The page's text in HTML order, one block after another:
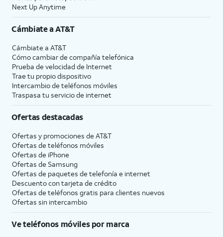
Next Up Anytime
Cámbiate aAT&T
Cámbiate a AT&T
Cómo cambiar de compañía telefónica
Prueba de velocidad de Internet
Trae tu propio dispositivo
Intercambio de teléfonos móviles
Traspasa tu servicio de internet
Ofertas destacadas
Ofertas y promociones de AT&T
Ofertas de teléfonos móviles
Ofertas de iPhone
Ofertas de Samsung
Ofertas de paquetes de telefonía e internet
Descuento con tarjeta de crédito
Ofertas de teléfonos gratis para clientes nuevos
Ofertas sin intercambio
Ve teléfonos móviles por marca